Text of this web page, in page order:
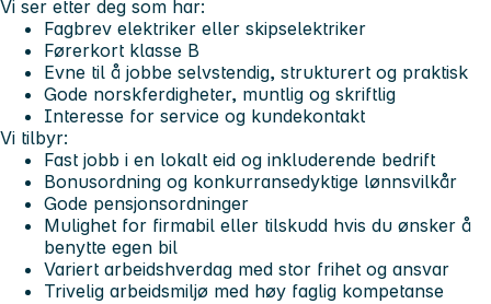
Vi ser etter deg som har:
Fagbrev elektriker eller skipselektriker
Førerkort klasse B
Evne til å jobbe selvstendig, strukturert og praktisk
Gode norskferdigheter, muntlig og skriftlig
Interesse for service og kundekontakt
Vi tilbyr:
Fast jobb i en lokalt eid og inkluderende bedrift
Bonusordning og konkurransedyktige lønnsvilkår
Gode pensjonsordninger
Mulighet for firmabil eller tilskudd hvis du ønsker å
benytte egen bil
Variert arbeidshverdag med stor frihet og ansvar
Trivelig arbeidsmiljø med høy faglig kompetanse